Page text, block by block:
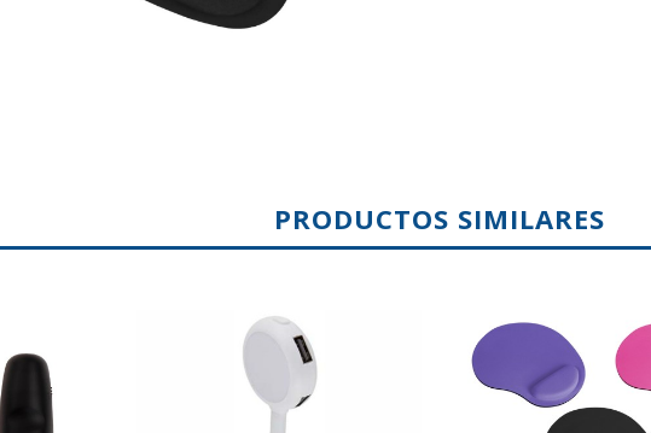
PRODUCTOS SIMILARES